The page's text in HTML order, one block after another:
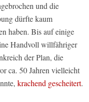
und die
dürfte kaum
haben. Bis auf einige
Handvoll willfähriger
der Plan, die
ca. 50 Jahren vielleicht
krachend gescheitert.